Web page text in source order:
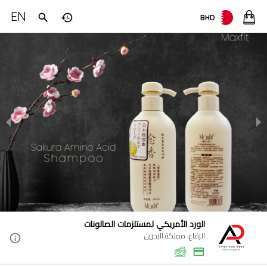
BHD
EN
الورد الأمريكي لمستلزمات الصالونات
الرفاع، مملكة البحرين